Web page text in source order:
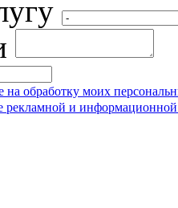
на обработку моих
рекламной и